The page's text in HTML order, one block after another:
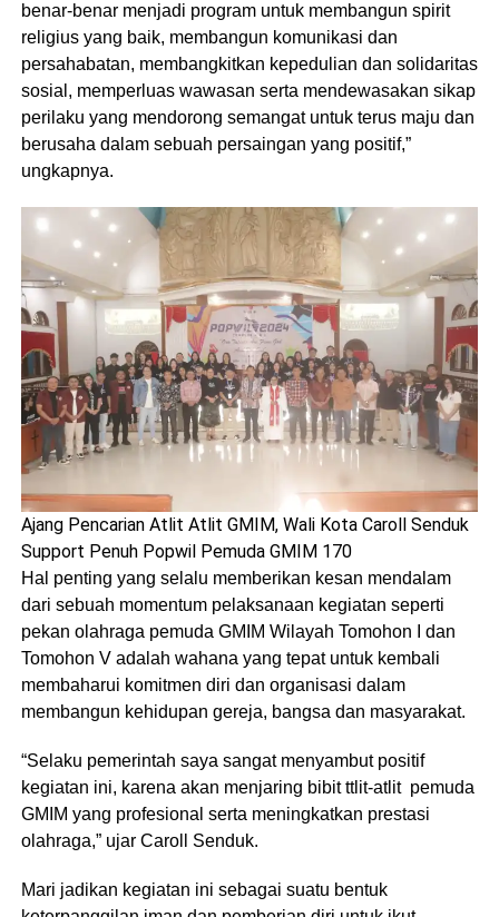
benar-benar menjadi program untuk membangun spirit
religius yang baik, membangun komunikasi dan
persahabatan, membangkitkan kepedulian dan solidaritas
sosial, memperluas wawasan serta mendewasakan sikap
perilaku yang mendorong semangat untuk terus maju dan
berusaha dalam sebuah persaingan yang positif,”
ungkapnya.
Ajang Pencarian Atlit Atlit GMIM, Wali Kota Caroll Senduk
Support Penuh Popwil Pemuda GMIM 170
Hal penting yang selalu memberikan kesan mendalam
dari sebuah momentum pelaksanaan kegiatan seperti
pekan olahraga pemuda GMIM Wilayah Tomohon I dan
Tomohon V adalah wahana yang tepat untuk kembali
membaharui komitmen diri dan organisasi dalam
membangun kehidupan gereja, bangsa dan masyarakat.
“Selaku pemerintah saya sangat menyambut positif
kegiatan ini, karena akan menjaring bibit ttlit-atlit pemuda
GMIM yang profesional serta meningkatkan prestasi
olahraga,” ujar Caroll Senduk.
Mari jadikan kegiatan ini sebagai suatu bentuk